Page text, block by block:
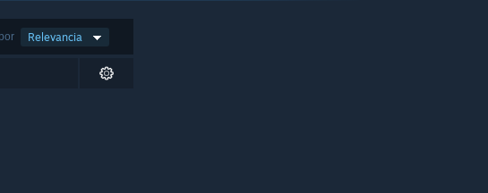
Relevancia